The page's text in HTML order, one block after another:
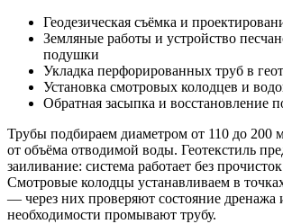
Геодезическая съёмка и
Земляные работы и устройство
подушки
Укладка перфорированных труб в
Установка смотровых колодцев и
Обратная засыпка и восстановление
Трубы подбираем диаметром от 110 до 200
от объёма отводимой воды. Геотекстиль
заиливание: система работает без
Смотровые колодцы устанавливаем в
— через них проверяют состояние дренажа
необходимости промывают трубу.